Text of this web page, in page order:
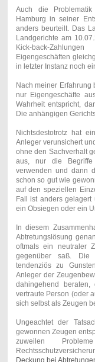
Auch die
Hamburg in seiner
anders beurteilt. Das
Landgerichte am
Kick-back-
Eigengeschäften
in letzter Instanz noch
Nach meiner Erfahrung
nur Eigengeschäfte
Wahrheit entspricht,
Die anhängigen
Nichtsdestotrotz hat
Anleger verunsichert
ohne den Sachverhalt
aus, nur die Begriffe
verwenden und dann
schon so gut wie
auf den speziellen
Fall ist anders
ein Obsiegen oder ein
In diesem
Abtretungslösung
oftmals ein neutraler
gegenüber saß. Die
tendenziös zu
Anleger der
dahingehend
vertraute Person (oder
sich selbst als Zeugen
Ungeachtet der
gewonnen Zeugen
zuweilen
Deckung bei